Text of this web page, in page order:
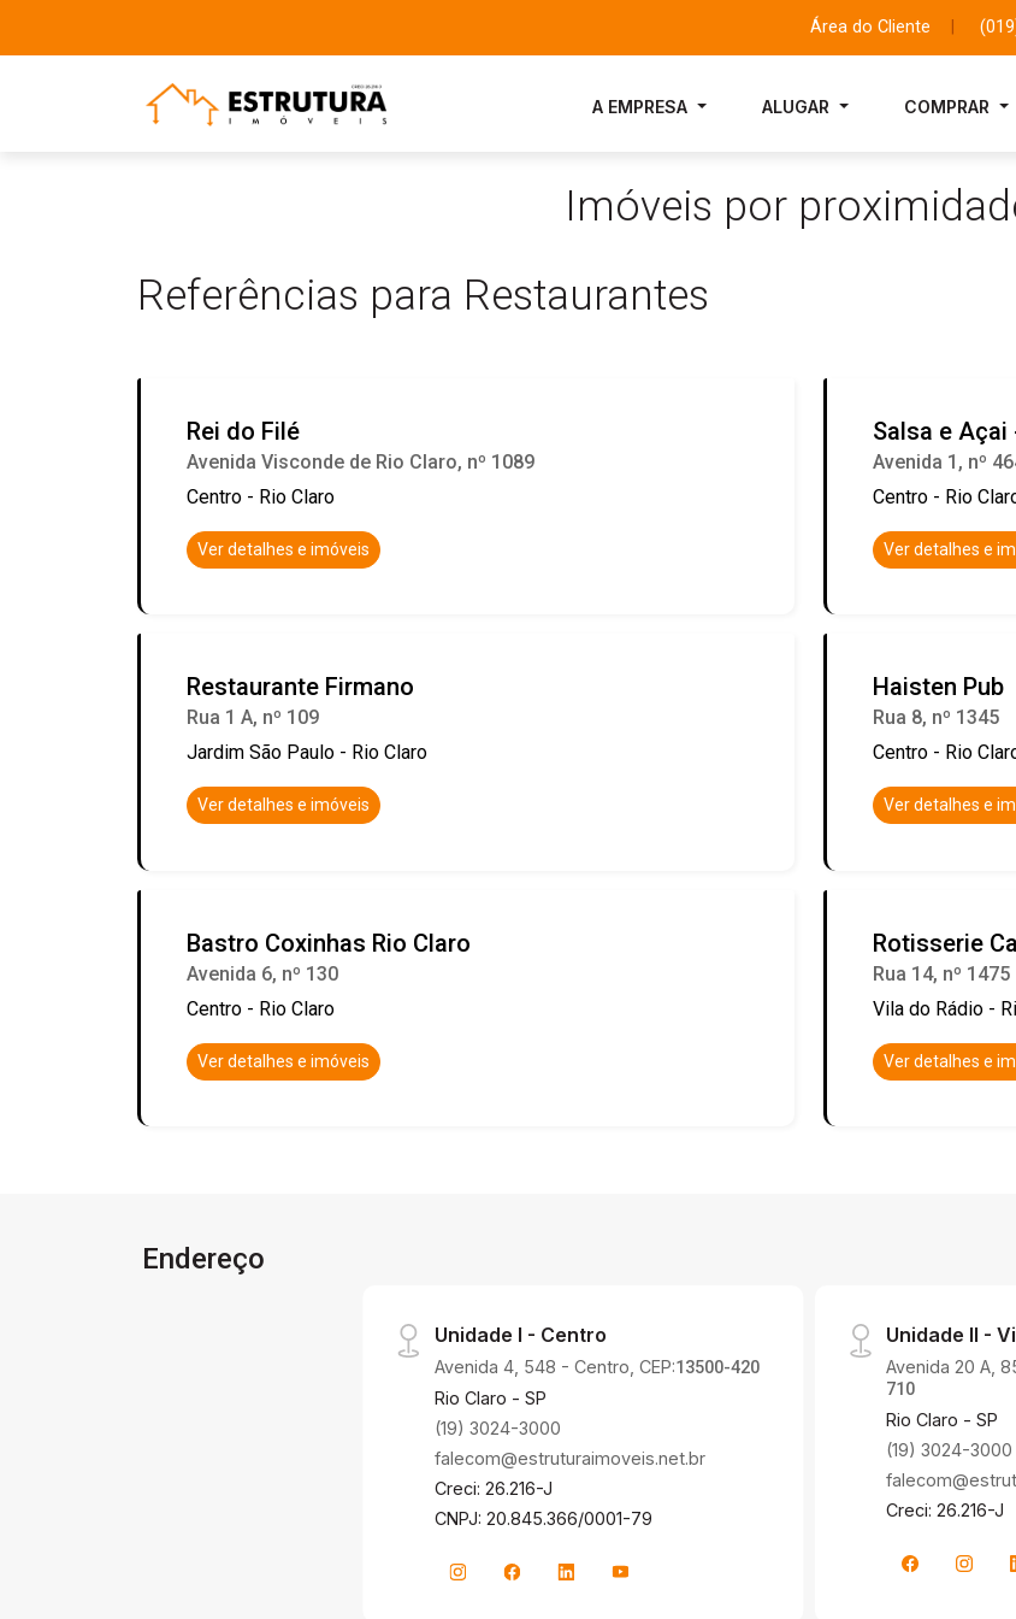
Área do Cliente
A EMPRESA ALUGAR COMPRAR
Imóveis por
Referências para Restaurantes
Rei do Filé
Avenida Visconde de Rio Claro, nº 1089
Centro - Rio Claro
Ver detalhes e imóveis
Salsa e Açai
Avenida 1, nº
Centro - Rio
Ver detalhes e
Restaurante Firmano
Rua 1 A, nº 109
Jardim São Paulo - Rio Claro
Ver detalhes e imóveis
Haisten Pub
Rua 8, nº 1345
Centro - Rio
Ver detalhes e
Bastro Coxinhas Rio Claro
Avenida 6, nº 130
Centro - Rio Claro
Ver detalhes e imóveis
Rotisserie
Rua 14, nº 1475
Vila do Rádio -
Ver detalhes e
Endereço
Unidade I - Centro
Avenida 4, 548 - Centro, CEP:13500-420
Rio Claro - SP
(19) 3024-3000
falecom@estruturaimoveis.net.br
Creci: 26.216-J
CNPJ: 20.845.366/0001-79
Unidade II -
Avenida 20 A,
710
Rio Claro - SP
(19) 3024-3000
Creci: 26.216-J